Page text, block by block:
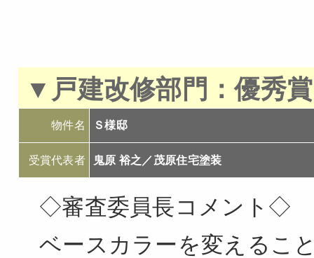
▼戸建改修部門：優秀賞
物件名 Ｓ様邸
受賞代表者 鬼原 裕之／茂原住宅塗装
◇審査委員長コメント◇
ベースカラーを変えるこ